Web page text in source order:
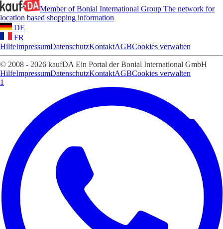
Member of Bonial International Group The network for
location based shopping information
DE
FR
HilfeImpressumDatenschutzKontaktAGBCookies verwalten
© 2008 - 2026 kaufDA Ein Portal der Bonial International GmbH
HilfeImpressumDatenschutzKontaktAGBCookies verwalten
1